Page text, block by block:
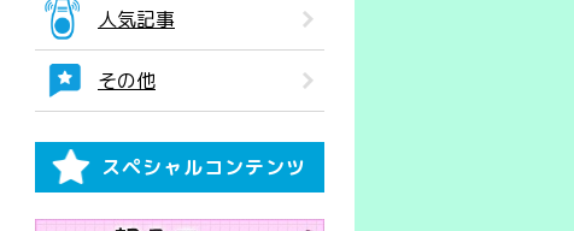
人気記事
その他
スペシャルコンテンツ